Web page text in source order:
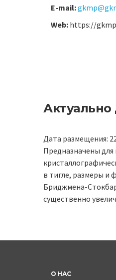
E-mail:
Web: https://
Актуально
Дата размещения:
Предназначены
в тигле, размеры и
Бриджмена-
существенно
О НАС